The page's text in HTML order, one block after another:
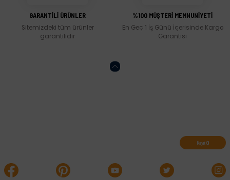
GARANTİLİ ÜRÜNLER
Sitemizdeki tüm ürünler
garantilidir
%100 MÜŞTERİ MEMNUNİYETİ
En Geç 1 İş Günü İçerisinde Kargo
Garantisi
Kayıt Ol